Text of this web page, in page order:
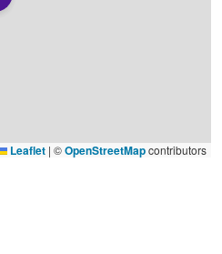
Leaflet | ©OpenStreetMapcontributors